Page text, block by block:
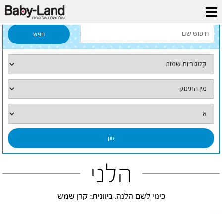
דף הבית
הלני
כינוי לשם הלנה. ביוונית: קרן שמש